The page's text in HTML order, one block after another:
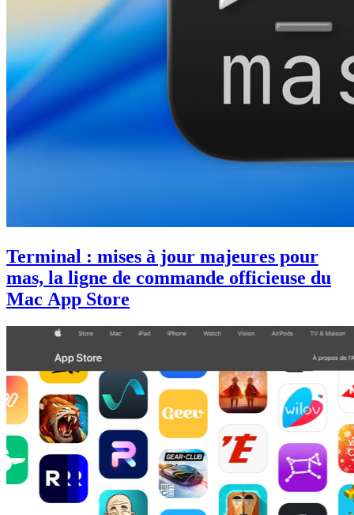
Terminal : mises à jour majeures pour
mas, la ligne de commande officieuse du
Mac App Store